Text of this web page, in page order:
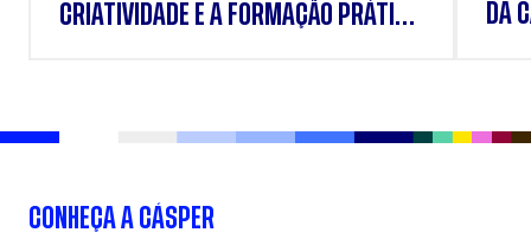
CRIATIVIDADE E A FORMAÇÃO PRÁTICA
DA
CONHEÇA A CÁSPER